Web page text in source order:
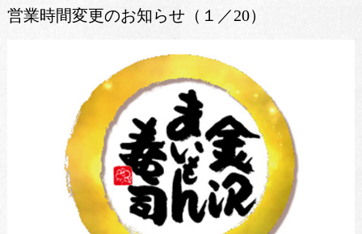
営業時間変更のお知らせ（１／20）